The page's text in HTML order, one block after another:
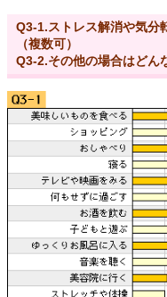
Q3-1.ストレス解消や気分
（複数可）
Q3-2.その他の場合はどん